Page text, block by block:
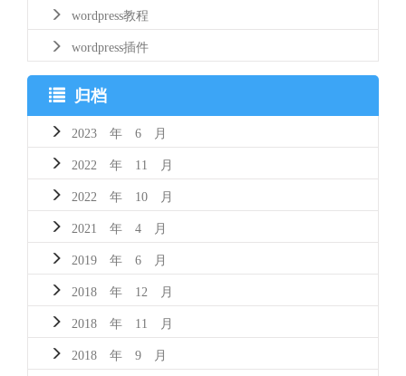
wordpress教程
wordpress插件
归档
2023 年 6 月
2022 年 11 月
2022 年 10 月
2021 年 4 月
2019 年 6 月
2018 年 12 月
2018 年 11 月
2018 年 9 月